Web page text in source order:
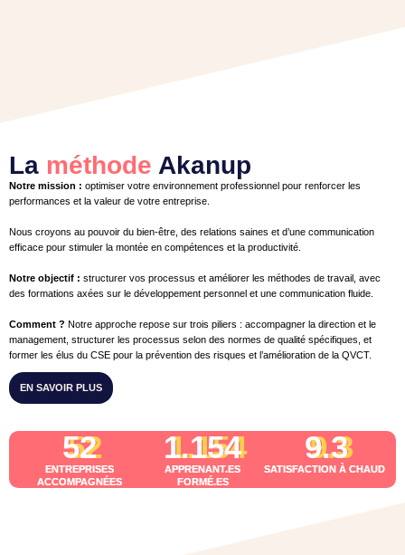
La méthode Akanup
Notre mission : optimiser votre environnement professionnel pour renforcer les
performances et la valeur de votre entreprise.
Nous croyons au pouvoir du bien-être, des relations saines et d’une communication
efficace pour stimuler la montée en compétences et la productivité.
Notre objectif : structurer vos processus et améliorer les méthodes de travail, avec
des formations axées sur le développement personnel et une communication fluide.
Comment ? Notre approche repose sur trois piliers : accompagner la direction et le
management, structurer les processus selon des normes de qualité spécifiques, et
former les élus du CSE pour la prévention des risques et l’amélioration de la QVCT.
EN SAVOIR PLUS
ENTREPRISES
ACCOMPAGNÉES
52
APPRENANT.ES
FORMÉ.ES
1.154
SATISFACTION À CHAUD
9.3